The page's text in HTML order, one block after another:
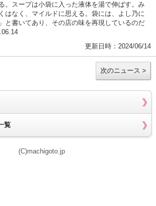
。スープは小袋に入った液体を湯で伸ばす。み
はなく、マイルドに思える。袋には、よし乃に
と書いてあり、その店の味を再現しているのだ
更新日時：2024/06/14
次のニュース >
覧
(C)machigoto.jp